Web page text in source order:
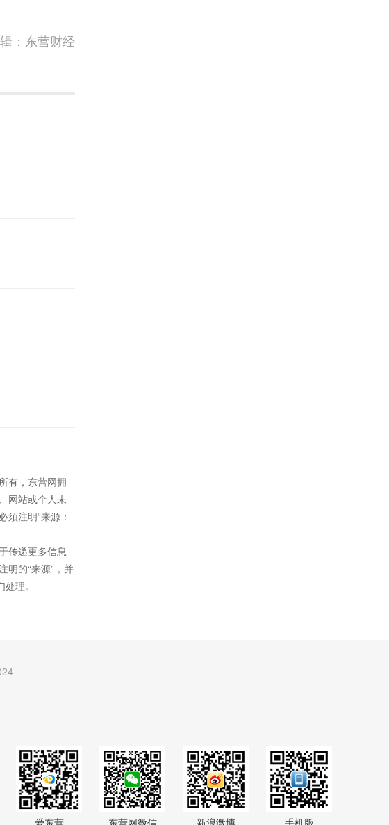
：东营财经
有，东营网拥
网站或个人未
注明“来源：
传递更多信息
明的“来源”，并
理。
爱东营 东营网微信 新浪微博 手机版